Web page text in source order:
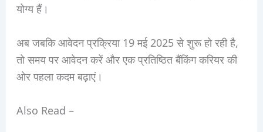
योग्य हैं।
अब जबकि आवेदन प्रक्रिया 19 मई 2025 से शुरू हो रही है,
तो समय पर आवेदन करें और एक प्रतिष्ठित बैंकिंग करियर की
ओर पहला कदम बढ़ाएं।
Also Read –